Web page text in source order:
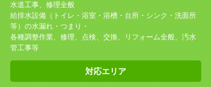
水道工事、修理全般
給排水設備（トイレ・浴室・浴槽・台所・シンク・洗面所
等）の水漏れ・つまり・
各種調整作業、修理、点検、交換、リフォーム全般、汚水
管工事等
対応エリア